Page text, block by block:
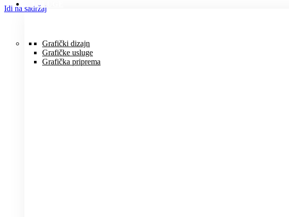
Idi na sadržajUSLUGE
Grafički dizajn
Grafičke usluge
Grafička priprema